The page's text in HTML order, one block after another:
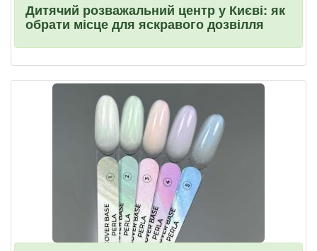
Дитячий розважальний центр у Києві: як
обрати місце для яскравого дозвілля